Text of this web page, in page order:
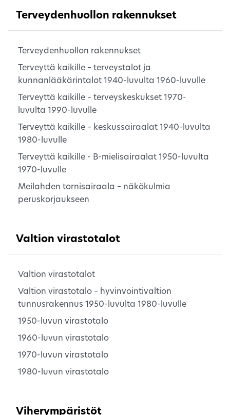
Terveydenhuollon rakennukset
Terveydenhuollon rakennukset
Terveyttä kaikille – terveystalot ja
kunnanlääkärintalot 1940-luvulta 1960-luvulle
Terveyttä kaikille – terveyskeskukset 1970-
luvulta 1990-luvulle
Terveyttä kaikille – keskussairaalat 1940-luvulta
1980-luvulle
Terveyttä kaikille - B-mielisairaalat 1950-luvulta
1970-luvulle
Meilahden tornisairaala – näkökulmia
peruskorjaukseen
Valtion virastotalot
Valtion virastotalot
Valtion virastotalo – hyvinvointivaltion
tunnusrakennus 1950-luvulta 1980-luvulle
1950-luvun virastotalo
1960-luvun virastotalo
1970-luvun virastotalo
1980-luvun virastotalo
Viherympäristöt